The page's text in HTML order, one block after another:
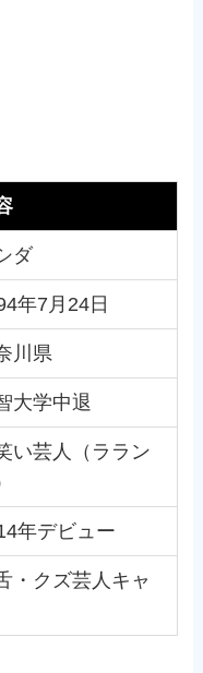
ダ
年7月24日
川県
大学中退
い芸人（ララン
年デビュー
・クズ芸人キャ